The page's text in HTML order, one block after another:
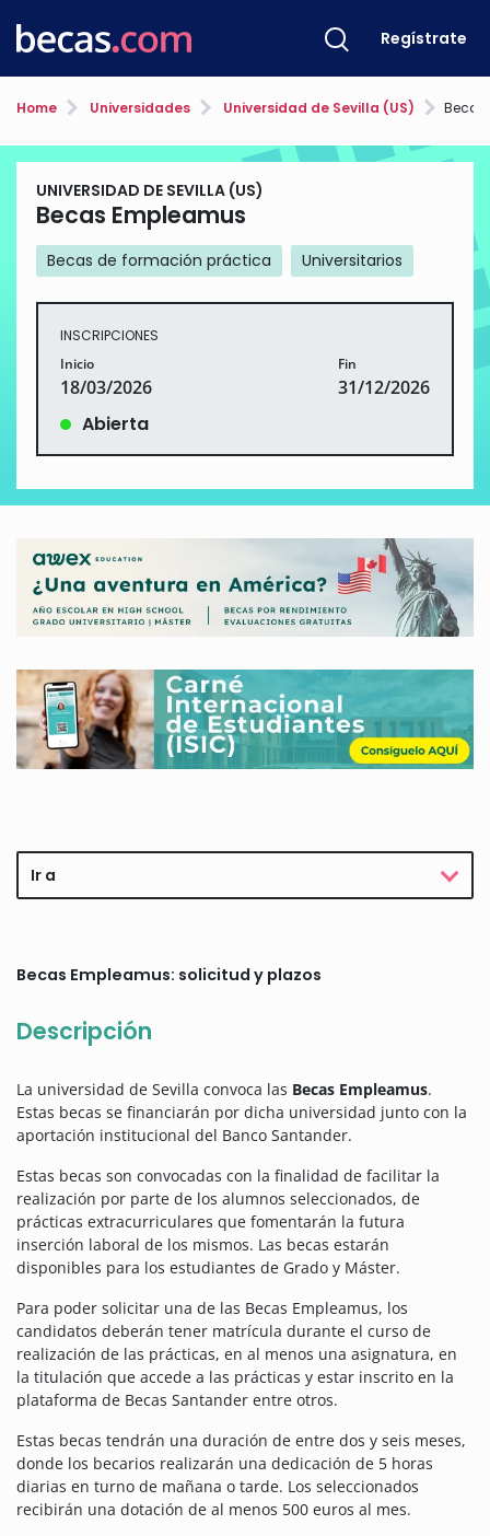
Regístrate
Home Universidades Universidad de Sevilla (US)
UNIVERSIDAD DE SEVILLA (US)
Becas Empleamus
Becas de formación práctica Universitarios
INSCRIPCIONES
Inicio
18/03/2026
Fin
31/12/2026
Abierta
Ir a
Becas Empleamus: solicitud y plazos
Descripción
La universidad de Sevilla convoca las Becas Empleamus.
Estas becas se financiarán por dicha universidad junto con la
aportación institucional del Banco Santander.
Estas becas son convocadas con la finalidad de facilitar la
realización por parte de los alumnos seleccionados, de
prácticas extracurriculares que fomentarán la futura
inserción laboral de los mismos. Las becas estarán
disponibles para los estudiantes de Grado y Máster.
Para poder solicitar una de las Becas Empleamus, los
candidatos deberán tener matrícula durante el curso de
realización de las prácticas, en al menos una asignatura, en
la titulación que accede a las prácticas y estar inscrito en la
plataforma de Becas Santander entre otros.
Estas becas tendrán una duración de entre dos y seis meses,
donde los becarios realizarán una dedicación de 5 horas
diarias en turno de mañana o tarde. Los seleccionados
recibirán una dotación de al menos 500 euros al mes.